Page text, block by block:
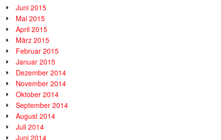
Juni 2015
Mai 2015
April 2015
März 2015
Februar 2015
Januar 2015
Dezember 2014
November 2014
Oktober 2014
September 2014
August 2014
Juli 2014
Juni 2014